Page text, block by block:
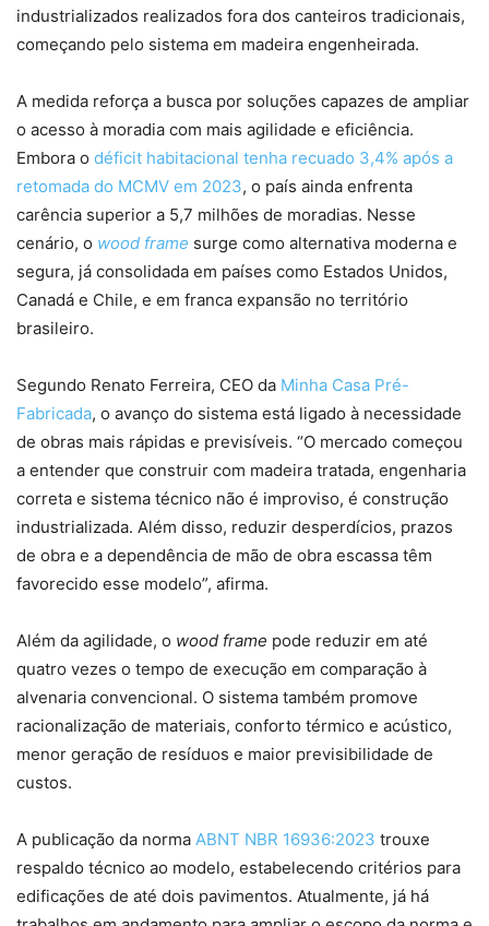
industrializados realizados fora dos canteiros tradicionais,
começando pelo sistema em madeira engenheirada.
A medida reforça a busca por soluções capazes de ampliar
o acesso à moradia com mais agilidade e eficiência.
Embora o déficit habitacional tenha recuado 3,4% após a
retomada do MCMV em 2023, o país ainda enfrenta
carência superior a 5,7 milhões de moradias. Nesse
cenário, o wood frame surge como alternativa moderna e
segura, já consolidada em países como Estados Unidos,
Canadá e Chile, e em franca expansão no território
brasileiro.
Segundo Renato Ferreira, CEO da Minha Casa Pré-
Fabricada, o avanço do sistema está ligado à necessidade
de obras mais rápidas e previsíveis. “O mercado começou
a entender que construir com madeira tratada, engenharia
correta e sistema técnico não é improviso, é construção
industrializada. Além disso, reduzir desperdícios, prazos
de obra e a dependência de mão de obra escassa têm
favorecido esse modelo”, afirma.
Além da agilidade, o wood frame pode reduzir em até
quatro vezes o tempo de execução em comparação à
alvenaria convencional. O sistema também promove
racionalização de materiais, conforto térmico e acústico,
menor geração de resíduos e maior previsibilidade de
custos.
A publicação da norma ABNT NBR 16936:2023 trouxe
respaldo técnico ao modelo, estabelecendo critérios para
edificações de até dois pavimentos. Atualmente, já há